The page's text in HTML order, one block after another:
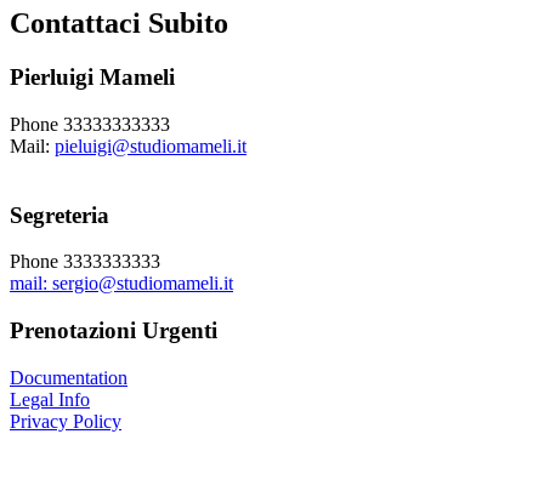
Contattaci Subito
Pierluigi Mameli
Phone 33333333333
Mail: pieluigi@studiomameli.it
Segreteria
Phone 3333333333
mail: sergio@studiomameli.it
Prenotazioni Urgenti
Documentation
Legal Info
Privacy Policy